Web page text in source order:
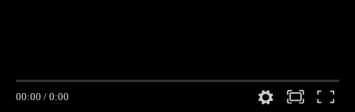
00:00 / 0:00